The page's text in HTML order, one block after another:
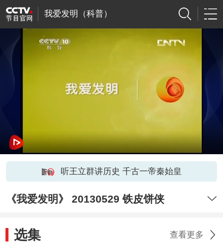
我爱发明（科普）
听王立群讲历史 千古一帝秦始皇
《我爱发明》 20130529 铁皮饼侠
选集 查看更多